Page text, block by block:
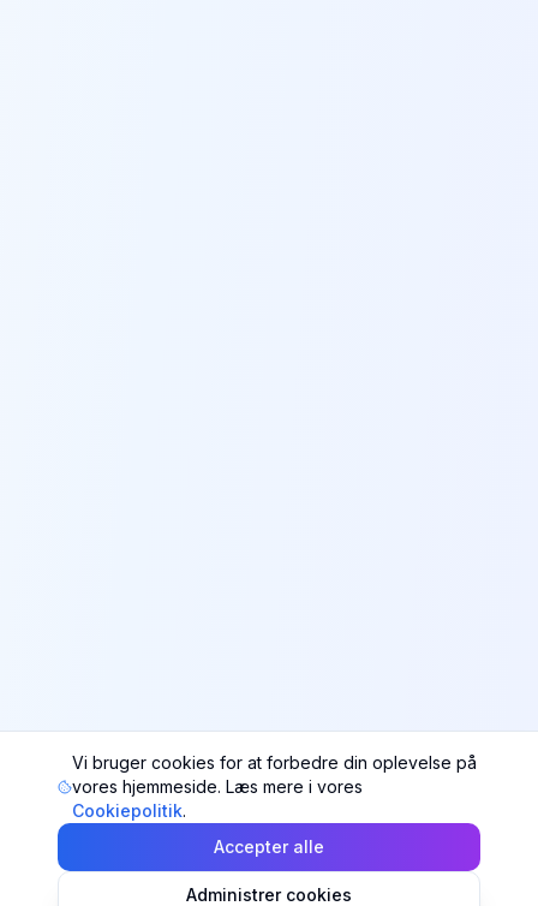
Vi bruger cookies for at forbedre din oplevelse på
vores hjemmeside. Læs mere i vores
Cookiepolitik.
Accepter alle
Administrer cookies